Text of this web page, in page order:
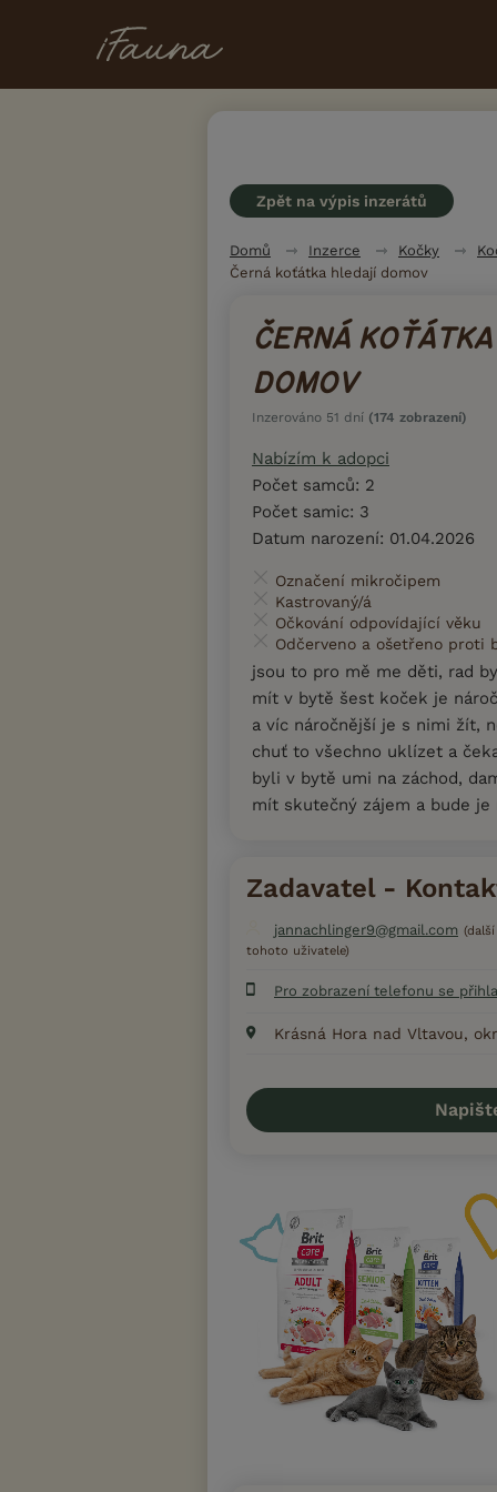
Zpět na výpis inzerátů
Domů Inzerce Kočky
Černá koťátka hledají domov
ČERNÁ
DOMOV
Inzerováno 51 dní (174 zobrazení)
Nabízím k adopci
Počet samců: 2
Počet samic: 3
Datum narození: 01.04.2026
Označení mikročipem
Kastrovaný/á
Očkování odpovídající věku
Odčerveno a ošetřeno proti
jsou to pro mě me děti, rad
mít v bytě šest koček je
a víc náročnější je s nimi žít,
chuť to všechno uklízet a
byli v bytě umi na záchod,
mít skutečný zájem a bude
Zadavatel -
jannachlinger9@gmail.com
tohoto uživatele)
Pro zobrazení telefonu se
Krásná Hora nad Vltavou,